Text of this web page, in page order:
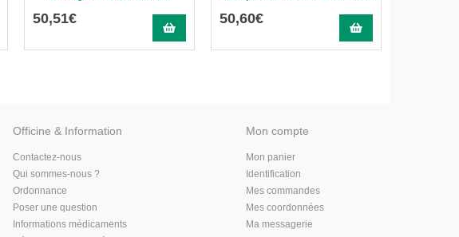
50,51€ 50,60€
Officine & Information
Contactez-nous
Qui sommes-nous ?
Ordonnance
Poser une question
Informations médicaments
Mon compte
Mon panier
Identification
Mes commandes
Mes coordonnées
Ma messagerie